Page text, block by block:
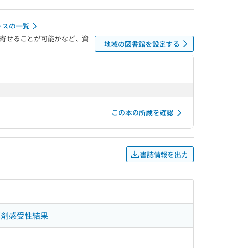
の一覧
せることが可能かなど、資
地域の図書館を設定する
この本の所蔵を確認
書誌情報を出力
感受性結果